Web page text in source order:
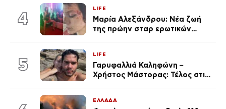
ποια είσαι σοκαρίστικα»
4
LIFE
Μαρία Αλεξάνδρου: Νέα ζωή
της πρώην σταρ ερωτικών
(Φωτογραφίες)
5
LIFE
Γαρυφαλλιά Καληφώνη –
Χρήστος Μάστορας: Τέλος στις
ΕΛΛΑΔΑ